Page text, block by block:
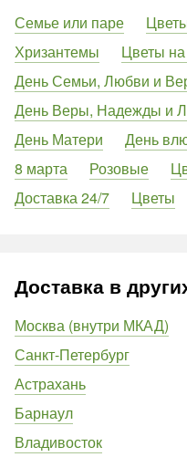
Семье или паре
Хризантемы
Цветы
День Семьи, Любви и
День Веры, Надежды и
День Матери
День
8 марта
Розовые
Доставка 24/7
Цветы
Доставка в
Москва (внутри МКАД)
Санкт-Петербург
Астрахань
Барнаул
Владивосток